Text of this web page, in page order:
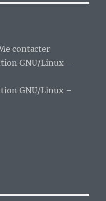
contacter
GNU/Linux –
GNU/Linux –